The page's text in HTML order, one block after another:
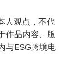
人观点，不代
作品内容、版
与ESG跨境电